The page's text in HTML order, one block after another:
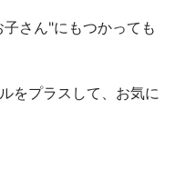
さん"にもつかっても
をプラスして、お気に